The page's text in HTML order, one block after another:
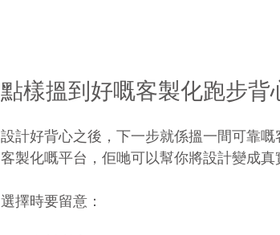
點樣搵到好嘅客製化跑步背
設計好背心之後，下一步就係搵一間可靠
客製化嘅平台，佢哋可以幫你將設計變成真
選擇時要留意：